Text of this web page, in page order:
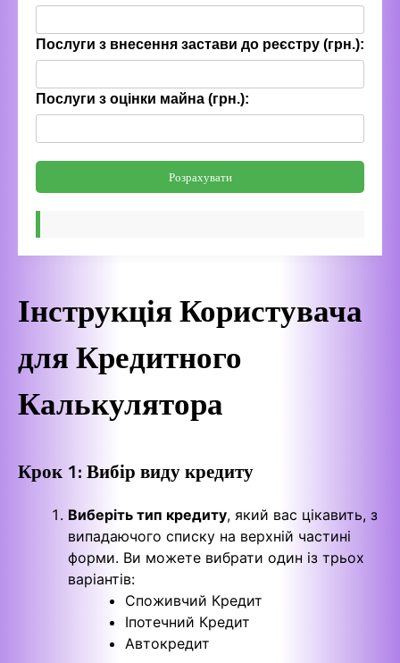
Послуги з внесення застави до реєстру (грн.):
Послуги з оцінки майна (грн.):
Розрахувати
Інструкція Користувача
для Кредитного
Калькулятора
Крок 1: Вибір виду кредиту
Виберіть тип кредиту, який вас цікавить, з
випадаючого списку на верхній частині
форми. Ви можете вибрати один із трьох
варіантів:
Споживчий Кредит
Іпотечний Кредит
Автокредит